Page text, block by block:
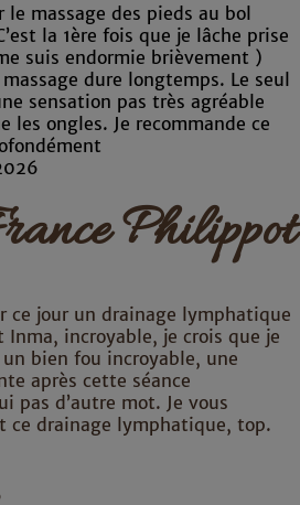
le massage des pieds au bol
la 1ère fois que je lâche prise
suis endormie brièvement )
dure longtemps. Le seul
sensation pas très agréable
les ongles. Je recommande ce
Philippot
ce jour un drainage lymphatique
Inma, incroyable, je crois que je
bien fou incroyable, une
après cette séance
pas d’autre mot. Je vous
ce drainage lymphatique, top.